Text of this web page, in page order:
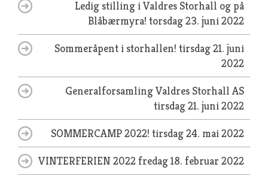
Ledig stilling i Valdres Storhall og på
Blåbærmyra! torsdag 23. juni 2022
Sommeråpent i storhallen! tirsdag 21. juni
2022
Generalforsamling Valdres Storhall AS
tirsdag 21. juni 2022
SOMMERCAMP 2022! tirsdag 24. mai 2022
VINTERFERIEN 2022fredag 18. februar 2022